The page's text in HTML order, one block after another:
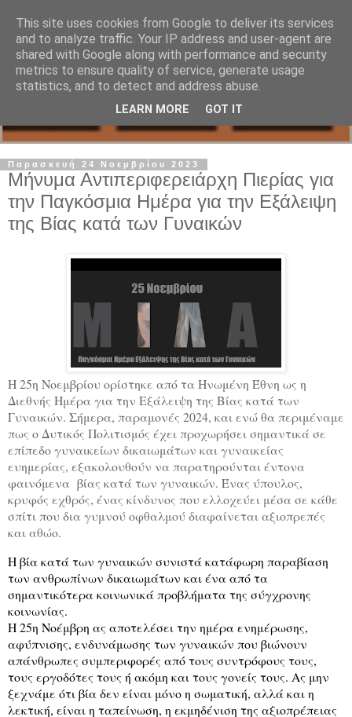
Παρασκευή 24 Νοεμβρίου 2023
Μήνυμα Αντιπεριφερειάρχη Πιερίας για
την Παγκόσμια Ημέρα για την Εξάλειψη
της Βίας κατά των Γυναικών
Η 25η Νοεμβρίου ορίστηκε από τα Ηνωμένη Έθνη ως η
Διεθνής Ημέρα για την Εξάλειψη της Βίας κατά των
Γυναικών. Σήμερα, παραμονές 2024, και ενώ θα περιμέναμε
πως ο Δυτικός Πολιτισμός έχει προχωρήσει σημαντικά σε
επίπεδο γυναικείων δικαιωμάτων και γυναικείας
ευημερίας, εξακολουθούν να παρατηρούνται έντονα
φαινόμενα βίας κατά των γυναικών. Ένας ύπουλος,
κρυφός εχθρός, ένας κίνδυνος που ελλοχεύει μέσα σε κάθε
σπίτι που δια γυμνού οφθαλμού διαφαίνεται αξιοπρεπές
και αθώο.
Η βία κατά των γυναικών συνιστά κατάφωρη παραβίαση
των ανθρωπίνων δικαιωμάτων και ένα από τα
σημαντικότερα κοινωνικά προβλήματα της σύγχρονης
κοινωνίας.
Η 25η Νοέμβρη ας αποτελέσει την ημέρα ενημέρωσης,
αφύπνισης, ενδυνάμωσης των γυναικών που βιώνουν
απάνθρωπες συμπεριφορές από τους συντρόφους τους,
τους εργοδότες τους ή ακόμη και τους γονείς τους. Ας μην
ξεχνάμε ότι βία δεν είναι μόνο η σωματική, αλλά και η
λεκτική, είναι η ταπείνωση, η εκμηδένιση της αξιοπρέπειας
This site uses cookies from Google to deliver its services
and to analyze traffic. Your IP address and user-agent are
shared with Google along with performance and security
metrics to ensure quality of service, generate usage
statistics, and to detect and address abuse.
LEARN MORE GOT IT